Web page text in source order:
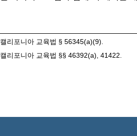
캘리포니아 교육법 § 56345(a)(9).
캘리포니아 교육법 §§ 46392(a), 41422.